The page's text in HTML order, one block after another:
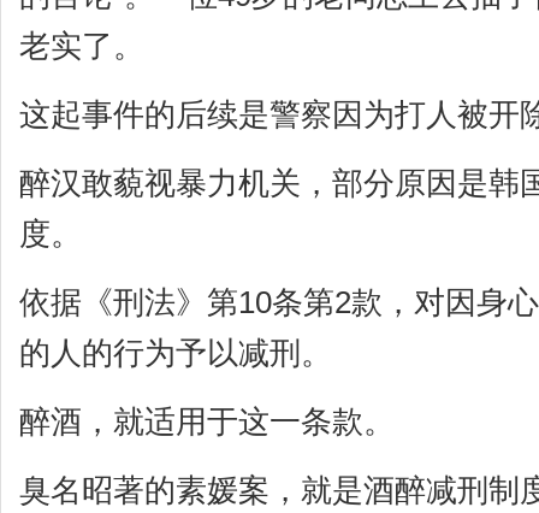
老实了。
这起事件的后续是警察因为打人被开
醉汉敢藐视暴力机关，部分原因是韩
度。
依据《刑法》第10条第2款，对因身
的人的行为予以减刑。
醉酒，就适用于这一条款。
臭名昭著的素媛案，就是酒醉减刑制